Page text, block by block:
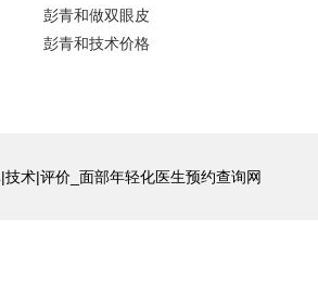
彭青和做双眼皮
彭青和技术价格
术|评价_面部年轻化医生预约查询网